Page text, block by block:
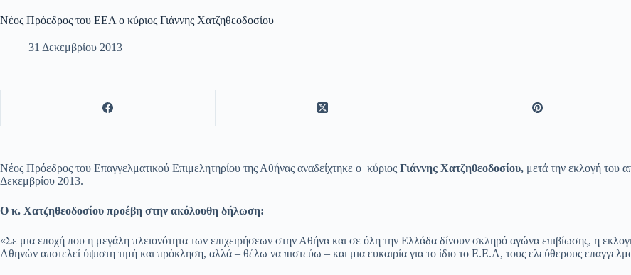
Νέος Πρόεδρος του ΕΕΑ ο κύριος Γιάννης Χατζηθεοδοσίου
31 Δεκεμβρίου 2013
Νέος Πρόεδρος του Επαγγελματικού Επιμελητηρίου της Αθήνας αναδείχτηκε ο κύριος Γιάννης Χατζηθεοδοσίου, μετά την εκλογή του
Δεκεμβρίου 2013.
Ο κ. Χατζηθεοδοσίου προέβη στην ακόλουθη δήλωση:
«Σε μια εποχή που η μεγάλη πλειονότητα των επιχειρήσεων στην Αθήνα και σε όλη την Ελλάδα δίνουν σκληρό αγώνα επιβίωσης, η
Αθηνών αποτελεί ύψιστη τιμή και πρόκληση, αλλά – θέλω να πιστεύω – και μια ευκαιρία για το ίδιο το Ε.Ε.Α, τους ελεύθερους